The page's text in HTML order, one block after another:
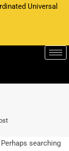
Universal
searching